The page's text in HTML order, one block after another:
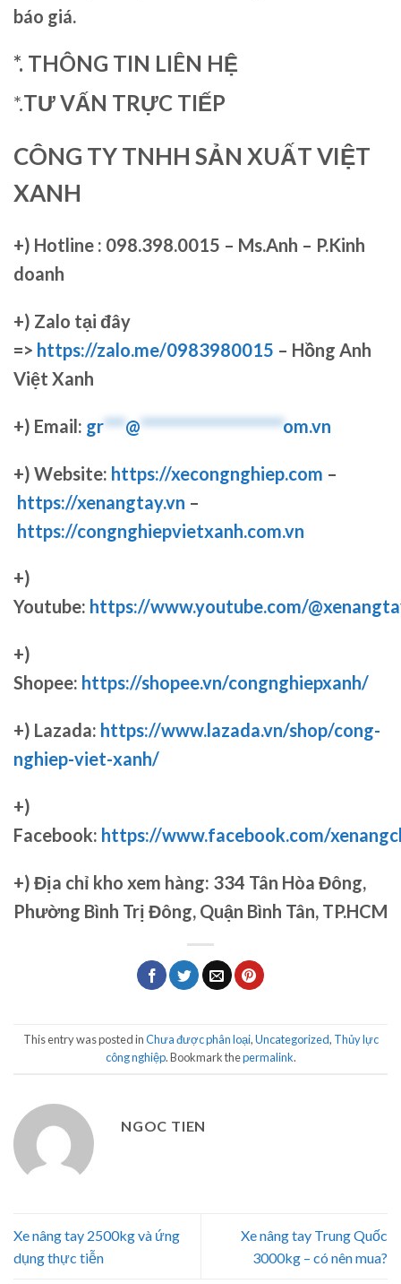
báo giá.
*. THÔNG TIN LIÊN HỆ
*.TƯ VẤN TRỰC TIẾP
CÔNG TY TNHH SẢN XUẤT VIỆT
XANH
+) Hotline : 098.398.0015 – Ms.Anh – P.Kinh
doanh
+) Zalo tại đây
=> https://zalo.me/0983980015 – Hồng Anh
Việt Xanh
+) Email: gr***@********************om.vn
+) Website: https://xecongnghiep.com –
https://xenangtay.vn –
https://congnghiepvietxanh.com.vn
+)
Youtube: https://www.youtube.com/
+)
Shopee: https://shopee.vn/congnghiepxanh/
+) Lazada: https://www.lazada.vn/shop/cong-
nghiep-viet-xanh/
+)
Facebook: https://www.facebook.com/
+) Địa chỉ kho xem hàng: 334 Tân Hòa Đông,
Phường Bình Trị Đông, Quận Bình Tân, TP.HCM
This entry was posted inChưa được phân loại,Uncategorized, Thủy lực
công nghiệp. Bookmark thepermalink.
NGOC TIEN
Xe nâng tay 2500kg và ứng
dụng thực tiễn
Xe nâng tay Trung Quốc
3000kg – có nên mua?